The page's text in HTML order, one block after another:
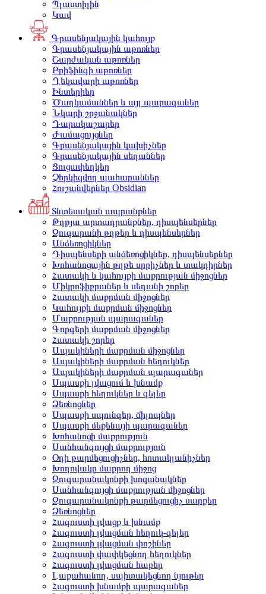
Պլաստիլին
Կավ
Գրասենյակային կահույք
Գրասենյակային աթոռներ
Շարժական աթոռներ
Բրիֆինգի աթոռներ
Ղեկավարի աթոռներ
Ինտերիեր
Ծաղկամաններ և այլ պարագաներ
Նկարի շրջանակներ
Դարակաշարեր
Ժամացույցներ
Գրասենյակային կախիչներ
Գրասենյակային սեղաններ
Ցուցափեղկեր
Չհրկիզվող պահարաններ
Հուշանվերներ Obsidian
Տնտեսական ապրանքներ
Թղթյա արտադրանքներ, դիսպենսերներ
Զուգարանի թղթեր և դիսպենսերներ
Անձեռոցիկներ
Դիսպենսերի անձեռոցիկներ, դիսպենսերներ
Խոհանոցային թղթե սրբիչներ և տակդիրներ
Հատակի և կահույքի մաքրության միջոցներ
Միկրոֆիբրաներ և սեղանի շորեր
Հատակի մաքրման միջոցներ
Կահույքի մաքրման միջոցներ
Մաքրության պարագաներ
Գորգերի մաքրման միջոցներ
Հատակի շորեր
Ապակիների մաքրման միջոցներ
Ապակիների մաքրման հեղուկներ
Ապակիների մաքրման պարագաներ
Սպասքի լվացում և խնամք
Սպասքի հեղուկներ և գելեր
Ձեռնոցներ
Սպասքի սպունգեր, ճիլոպներ
Սպասքի մեքենայի պարագաներ
Խոհանոցի մաքրություն
Սանհանգույցի մաքրություն
Օդի թարմեցուցիչներ, հոտակլանիչներ
Խողովակը մաքրող միջոց
Զուգարանակոնքի խոզանակներ
Սանհանգույցի մաքրության միջոցներ
Զուգարանակոնքի թարմեցուցիչ սարքեր
Ձեռնոցներ
Հագուստի լվացք և խնամք
Հագուստի լվացման հեղուկ-գելեր
Հագուստի լվացման փոշիներ
Հագուստի փափկեցնող հեղուկներ
Հագուստի լվացման հաբեր
Լաքահանող, սպիտակեցնող նյութեր
Հագուստի խնամքի պարագաներ